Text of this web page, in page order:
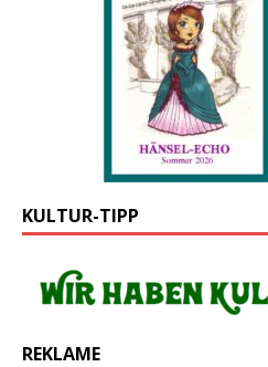
KULTUR-TIPP
REKLAME